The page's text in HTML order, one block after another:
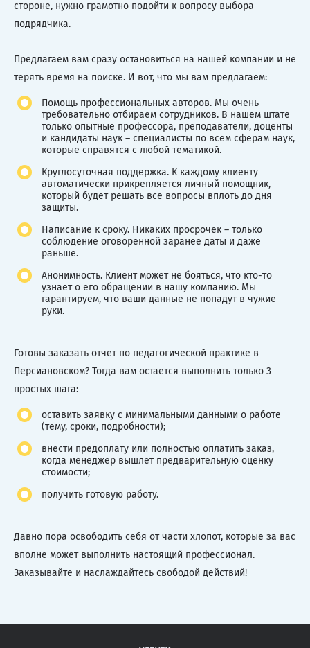
стороне, нужно грамотно подойти к вопросу выбора
подрядчика.
Предлагаем вам сразу остановиться на нашей компании и не
терять время на поиске. И вот, что мы вам предлагаем:
Помощь профессиональных авторов. Мы очень
требовательно отбираем сотрудников. В нашем штате
только опытные профессора, преподаватели, доценты
и кандидаты наук – специалисты по всем сферам наук,
которые справятся с любой тематикой.
Круглосуточная поддержка. К каждому клиенту
автоматически прикрепляется личный помощник,
который будет решать все вопросы вплоть до дня
защиты.
Написание к сроку. Никаких просрочек – только
соблюдение оговоренной заранее даты и даже
раньше.
Анонимность. Клиент может не бояться, что кто-то
узнает о его обращении в нашу компанию. Мы
гарантируем, что ваши данные не попадут в чужие
руки.
Готовы заказать отчет по педагогической практике в
Персиановском? Тогда вам остается выполнить только 3
простых шага:
оставить заявку с минимальными данными о работе
(тему, сроки, подробности);
внести предоплату или полностью оплатить заказ,
когда менеджер вышлет предварительную оценку
стоимости;
получить готовую работу.
Давно пора освободить себя от части хлопот, которые за вас
вполне может выполнить настоящий профессионал.
Заказывайте и наслаждайтесь свободой действий!